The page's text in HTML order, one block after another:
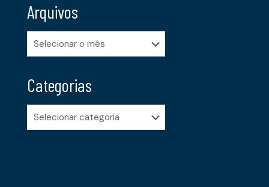
Arquivos
Arquivos
Categorias
Categorias